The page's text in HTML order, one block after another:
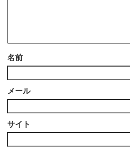
名前
メール
サイト